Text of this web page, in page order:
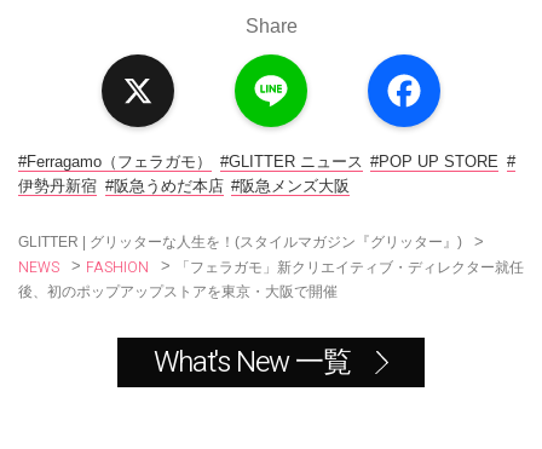
Share
a
c
o
#Ferragamo（フェラガモ） #GLITTER ニュース #POP UP STORE #
伊勢丹新宿 #阪急うめだ本店 #阪急メンズ大阪
GLITTER | グリッターな人生を！(スタイルマガジン『グリッター』) >
NEWS > FASHION >
「フェラガモ」新クリエイティブ・ディレクター就任
後、初のポップアップストアを東京・大阪で開催
What's New 一覧